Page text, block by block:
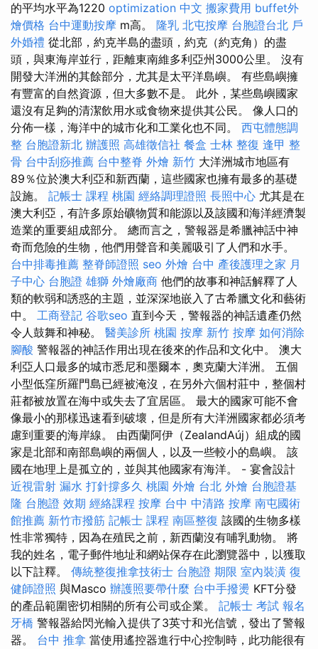
的平均水平為1220 optimization 中文 搬家費用 buffet外
燴價格 台中運動按摩 m高。 隆乳 北屯按摩 台胞證台北 戶
外婚禮 從北部，約克半島的盡頭，約克（約克角）的盡
頭，與東海岸並行，距離東南維多利亞州3000公里。 沒有
開發大洋洲的其餘部分，尤其是太平洋島嶼。 有些島嶼擁
有豐富的自然資源，但大多數不是。 此外，某些島嶼國家
還沒有足夠的清潔飲用水或食物來提供其公民。 像人口的
分佈一樣，海洋中的城市化和工業化也不同。 西屯體態調
整 台胞證新北 辦護照 高雄徵信社 餐盒 士林 整復 逢甲 整
骨 台中刮痧推薦 台中整脊 外燴 新竹 大洋洲城市地區有
89％位於澳大利亞和新西蘭，這些國家也擁有最多的基礎
設施。 記帳士 課程 桃園 經絡調理證照 長照中心 尤其是在
澳大利亞，有許多原始礦物質和能源以及該國和海洋經濟製
造業的重要組成部分。 總而言之，警報器是希臘神話中神
奇而危險的生物，他們用聲音和美麗吸引了人們和水手。
台中排毒推薦 整脊師證照 seo 外燴 台中 產後護理之家 月
子中心 台胞證 雄獅 外燴廠商 他們的故事和神話解釋了人
類的軟弱和誘惑的主題，並深深地嵌入了古希臘文化和藝術
中。 工商登記 谷歌seo 直到今天，警報器的神話遺產仍然
令人鼓舞和神秘。 醫美診所 桃園 按摩 新竹 按摩 如何消除
腳酸 警報器的神話作用出現在後來的作品和文化中。 澳大
利亞人口最多的城市悉尼和墨爾本，奧克蘭大洋洲。 五個
小型低窪所羅門島已經被淹沒，在另外六個村莊中，整個村
莊都被放置在海中或失去了宜居區。 最大的國家可能不會
像最小的那樣迅速看到破壞，但是所有大洋洲國家都必須考
慮到重要的海岸線。 由西蘭阿伊（ZealandAúj）組成的國
家是北部和南部島嶼的兩個人，以及一些較小的島嶼。 該
國在地理上是孤立的，並與其他國家有海洋。 - 宴會設計
近視雷射 漏水 打針撐多久 桃園 外燴 台北 外燴 台胞證基
隆 台胞證 效期 經絡課程 按摩 台中 中清路 按摩 南屯國術
館推薦 新竹市撥筋 記帳士 課程 南區整復 該國的生物多樣
性非常獨特，因為在殖民之前，新西蘭沒有哺乳動物。 將
我的姓名，電子郵件地址和網站保存在此瀏覽器中，以獲取
以下註釋。 傳統整復推拿技術士 台胞證 期限 室內裝潢 復
健師證照 與Masco 辦護照要帶什麼 台中手撥燙 KFT分發
的產品範圍密切相關的所有公司或企業。 記帳士 考試 報名
牙橋 警報器給閃光輸入提供了3英寸和光信號，發出了警報
器。 台中 推拿 當使用遙控器進行中心控制時，此功能很有